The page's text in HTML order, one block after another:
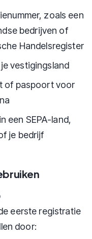
zoals een
bedrijven of
Handelsregister
vestigingsland
of paspoort voor
een SEPA-land,
je bedrijf
eerste registratie
door: